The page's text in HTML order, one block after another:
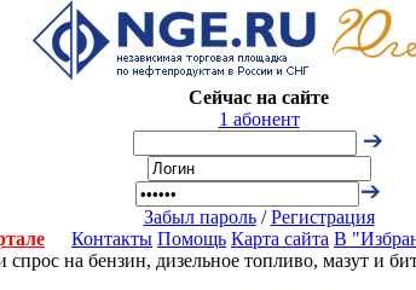
Сейчас на сайте
1 абонент
Забыл пароль/Регистрация
Контакты Помощь Карта сайта В
на бензин, дизельное топливо, мазут и